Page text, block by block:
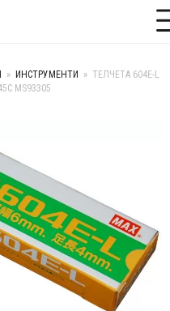
Toggle
» ИНСТРУМЕНТИ » ТЕЛЧЕТА 604E-L
MS93305